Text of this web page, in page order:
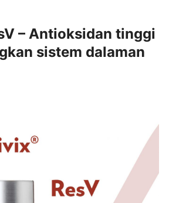
– Antioksidan tinggi
sistem dalaman